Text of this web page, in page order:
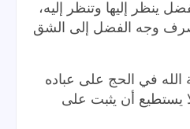
ينظر إليها وتنظر إليه،
وجه الفضل إلى الشق
الله في الحج على عباده
يستطيع أن يثبت على